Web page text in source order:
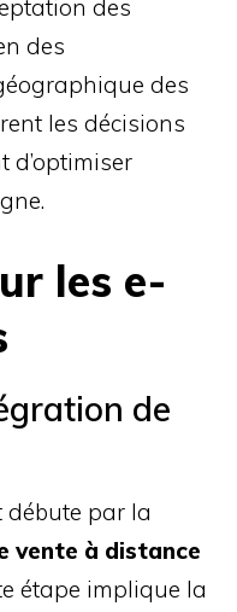
des
des
des
les décisions
d’optimiser
les e-
de
débute par la
vente à distance
étape implique la